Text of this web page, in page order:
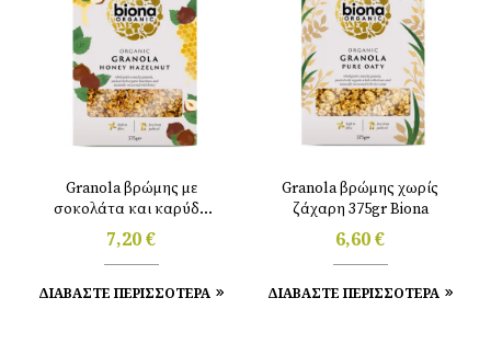
Granola βρώμης με
σοκολάτα και καρύδα
375gr Biona
7,20€
ΔΙΑΒΑΣΤΕ ΠΕΡΙΣΣΟΤΕΡΑ
Granola βρώμης χωρίς
ζάχαρη 375gr Biona
6,60€
ΔΙΑΒΑΣΤΕ ΠΕΡΙΣΣΟΤΕΡΑ